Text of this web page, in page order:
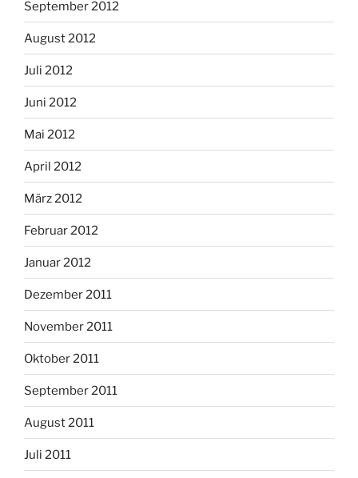
September 2012
August 2012
Juli 2012
Juni 2012
Mai 2012
April 2012
März 2012
Februar 2012
Januar 2012
Dezember 2011
November 2011
Oktober 2011
September 2011
August 2011
Juli 2011